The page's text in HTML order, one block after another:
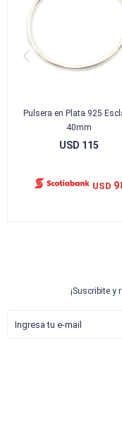
Pulsera en Plata 925
40mm
USD 115
USD
¡Suscribite y